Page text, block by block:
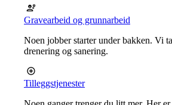
Gravearbeid og grunnarbeid
Noen jobber starter under bakken. Vi
drenering og sanering.
Tilleggstjenester